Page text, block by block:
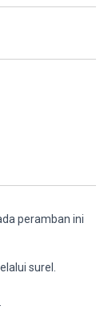
peramban ini
surel.